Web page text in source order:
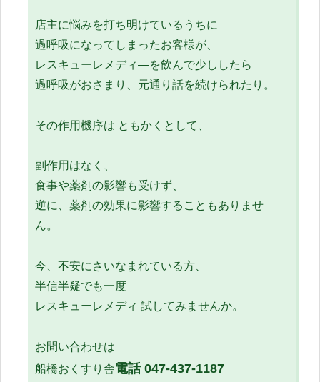
店主に悩みを打ち明けているうちに
過呼吸になってしまったお客様が、
レスキューレメディ―を飲んで少ししたら
過呼吸がおさまり、元通り話を続けられたり。
その作用機序は ともかくとして、
副作用はなく、
食事や薬剤の影響も受けず、
逆に、薬剤の効果に影響することもありませ
ん。
今、不安にさいなまれている方、
半信半疑でも一度
レスキューレメディ 試してみませんか。
お問い合わせは
船橋おくすり舎電話047-437-1187